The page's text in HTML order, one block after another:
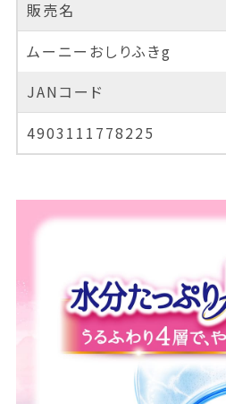
販売名
ムーニーおしりふきg
JANコード
4903111778225